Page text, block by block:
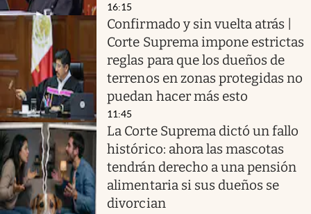
16:15
Confirmado y sin vuelta atrás |
Corte Suprema impone estrictas
reglas para que los dueños de
terrenos en zonas protegidas no
puedan hacer más esto
11:45
La Corte Suprema dictó un fallo
histórico: ahora las mascotas
tendrán derecho a una pensión
alimentaria si sus dueños se
divorcian